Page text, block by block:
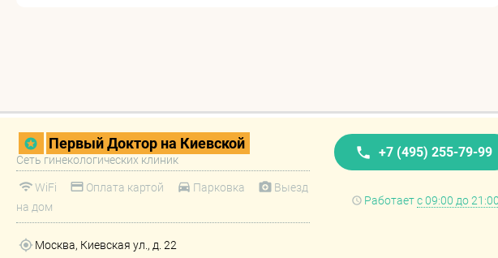
Первый Доктор на Киевской
Сеть гинекологических клиник
WiFi Оплата картой Парковка
Выезд
на дом
Москва, Киевская ул., д. 22
+7 (495) 255-79-99
Работаетс 09:00 до